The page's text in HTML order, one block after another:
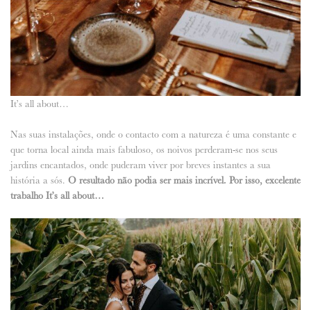
It’s all about…
Nas suas instalações, onde o contacto com a natureza é uma constante e
que torna local ainda mais fabuloso, os noivos perderam-se nos seus
jardins encantados, onde puderam viver por breves instantes a sua
história a sós. O resultado não podia ser mais incrível. Por isso, excelente
trabalho It’s all about…